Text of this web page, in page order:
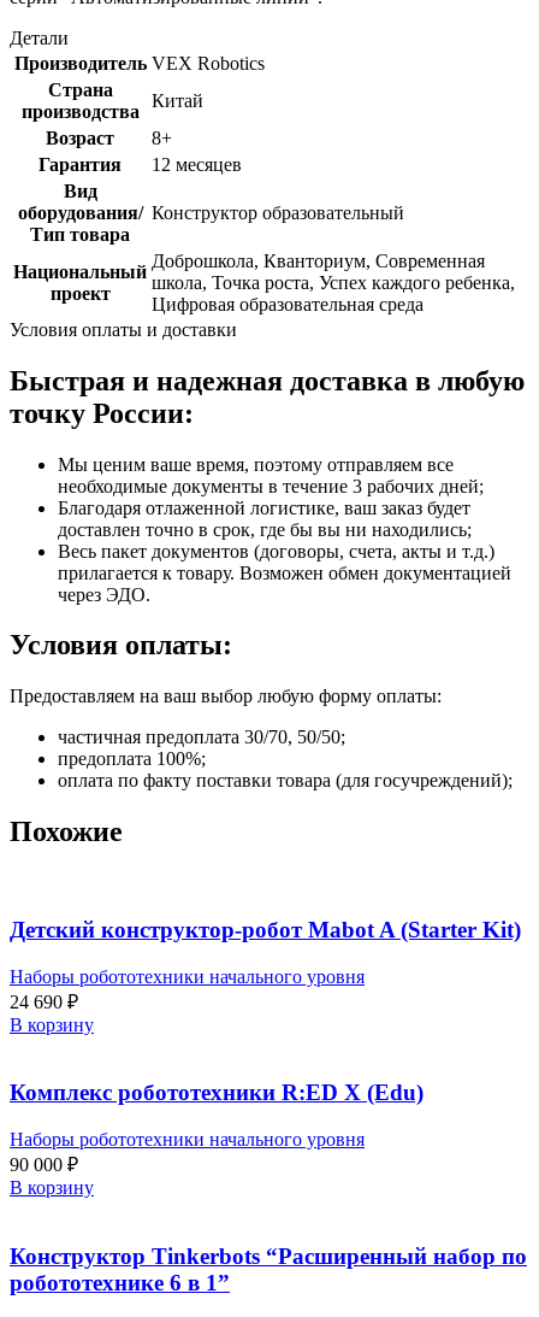
Детали
Производитель VEX Robotics
Страна
производства
Китай
Возраст
8+
Гарантия
12 месяцев
Вид
оборудования/
Тип товара
Конструктор образовательный
Национальный
проект
Доброшкола, Кванториум, Современная
школа, Точка роста, Успех каждого ребенка,
Цифровая образовательная среда
Условия оплаты и доставки
Быстрая и надежная доставка в любую
точку России:
Мы ценим ваше время, поэтому отправляем все
необходимые документы в течение 3 рабочих дней;
Благодаря отлаженной логистике, ваш заказ будет
доставлен точно в срок, где бы вы ни находились;
Весь пакет документов (договоры, счета, акты и т.д.)
прилагается к товару. Возможен обмен документацией
через ЭДО.
Условия оплаты:
Предоставляем на ваш выбор любую форму оплаты:
частичная предоплата 30/70, 50/50;
предоплата 100%;
оплата по факту поставки товара (для госучреждений);
Похожие
Детский конструктор-робот Mabot A (Starter Kit)
Наборы робототехники начального уровня
24 690 ₽
В корзину
Комплекс робототехники R:ED X (Edu)
Наборы робототехники начального уровня
90 000 ₽
В корзину
Конструктор Tinkerbots “Расширенный набор по
робототехнике 6 в 1”